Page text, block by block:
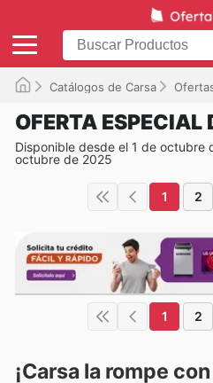
Catálogos de Carsa
OFERTA ESPECIAL
Disponible desde el 1 de octubre
octubre de 2025
1 2
1 2
¡Carsa la rompe